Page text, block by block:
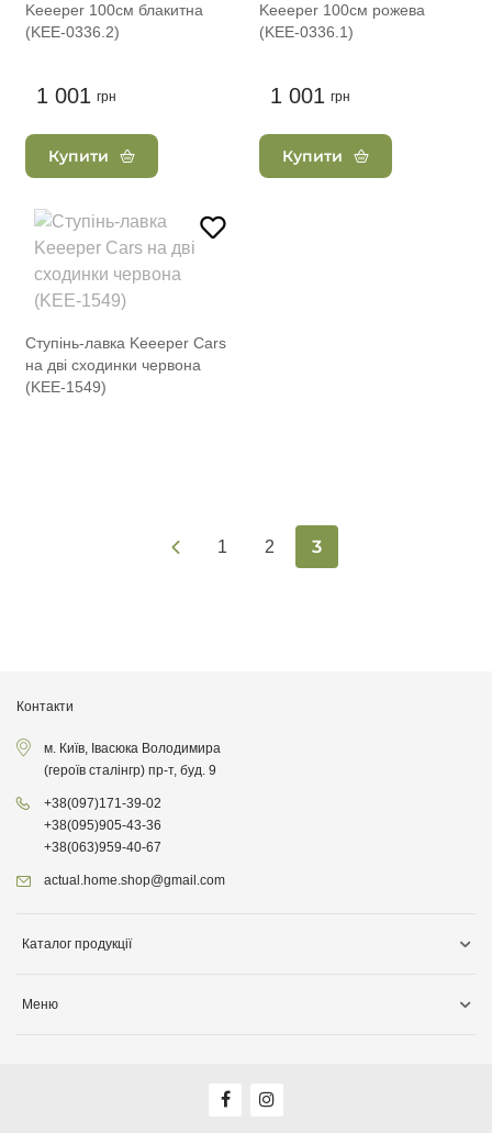
Keeeper 100см блакитна
(KEE-0336.2)
1 001 грн
Купити
Keeeper 100см рожева
(KEE-0336.1)
1 001 грн
Купити
Ступінь-лавка Keeeper Сars
на дві сходинки червона
(KEE-1549)
1 2 3
Контакти
м. Київ, Івасюка Володимира
(героїв сталінгр) пр-т, буд. 9
+38(097)171-39-02
+38(095)905-43-36
+38(063)959-40-67
actual.home.shop@gmail.com
Каталог продукції
Меню